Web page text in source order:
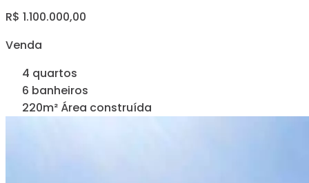
R$ 1.100.000,00
Venda
4 quartos
6 banheiros
220m² Área construída